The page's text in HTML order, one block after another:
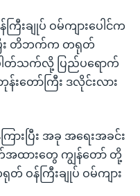
းချုပ် ဝမ်ကျားပေါင်က
ြီး တိဘက်က တရုတ်
ါတ်သက်လို့ ပြည်ပရောက်
းတော်ကြီး ဒလိုင်းလား
ားပြီး အခု အရေးအခင်း
ားတွေ ကျွန်တော် တို့
ဝန်ကြီးချုပ် ဝမ်ကျား